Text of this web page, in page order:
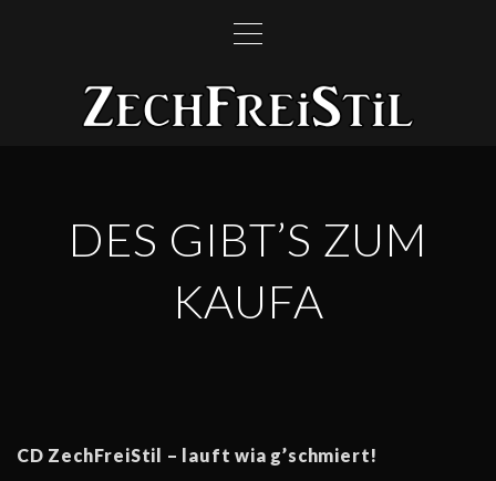
DES GIBT’S ZUM
KAUFA
CD ZechFreiStil – lauft wia g’schmiert!